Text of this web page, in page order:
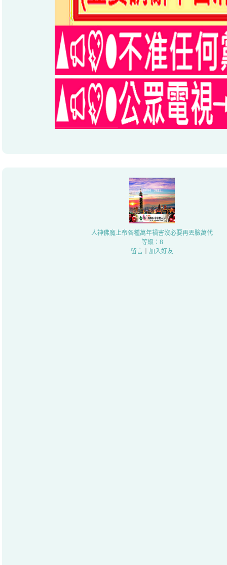
人神佛魔上帝各種萬年禍害沒必要再丟臉萬代
等級：8
留言
加入好友